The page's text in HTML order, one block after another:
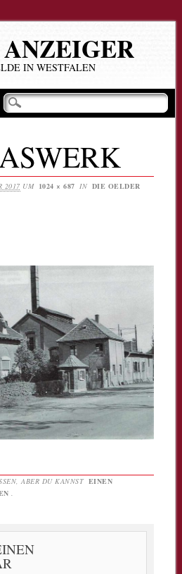
IN WESTFALEN
2017 UM 1024 × 687 IN DIE OELDER
ABER DU KANNST EINEN
.